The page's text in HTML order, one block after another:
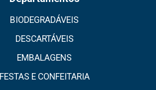
BIODEGRADÁVEIS
DESCARTÁVEIS
EMBALAGENS
FESTAS E CONFEITARIA